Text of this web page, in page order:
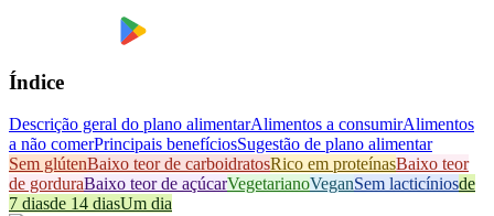
Índice
Descrição geral do plano alimentarAlimentos a consumirAlimentos
a não comerPrincipais benefíciosSugestão de plano alimentar
Sem glútenBaixo teor de carboidratosRico em proteínasBaixo teor
de gorduraBaixo teor de açúcarVegetarianoVeganSem lacticíniosde
7 diasde 14 diasUm dia